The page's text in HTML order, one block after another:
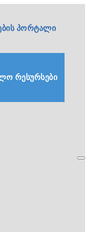
პორტალი
რესურსები